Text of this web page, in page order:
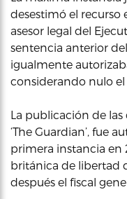
desestimó el recurso
asesor legal del
sentencia anterior
igualmente
considerando nulo
La publicación de
‘The Guardian’, fue
primera instancia en
británica de libertad
después el fiscal